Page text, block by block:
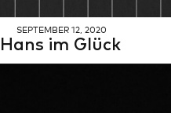
SEP­TEM­BER 12, 2020
Hans im Glück